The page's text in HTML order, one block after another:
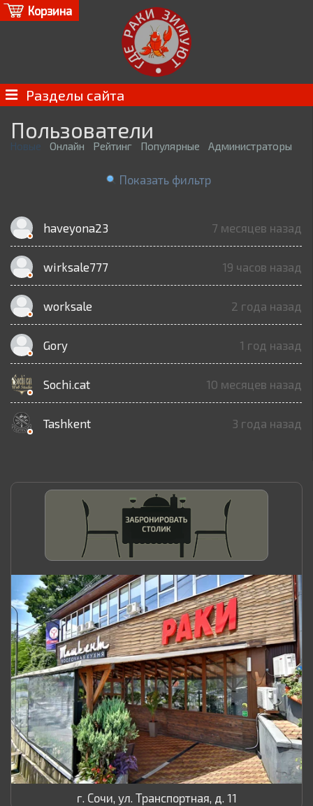
Корзина
Разделы сайта
Пользователи
Новые Онлайн Рейтинг Популярные Администраторы
Показать фильтр
haveyona23 7 месяцев назад
wirksale777 19 часов назад
worksale 2 года назад
Gory 1 год назад
Sochi.cat 10 месяцев назад
Tashkent 3 года назад
г. Сочи, ул. Транспортная, д. 11